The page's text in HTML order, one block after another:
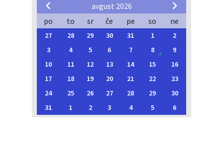
avgust 2026
po
to sr če pe so ne
27 28 29 30 31 1
2
3
4 5 6 7 8
9
10
11 12 13 14 15
16
17
18 19 20 21 22
23
24
25 26 27 28 29
30
31
1 2 3 4 5 6